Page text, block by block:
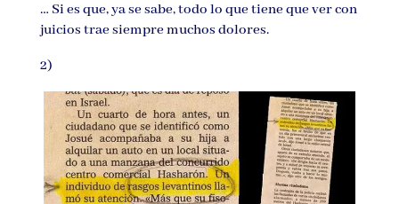
… Si es que, ya se sabe, todo lo que tiene que ver con
juicios trae siempre muchos dolores.
2)